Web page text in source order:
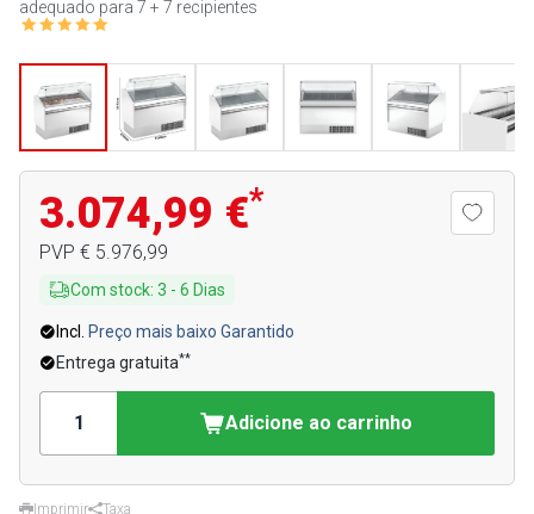
adequado para 7 + 7 recipientes
3.074,99 €*
PVP € 5.976,99
Com stock: 3 - 6 Dias
Incl.
Preço mais baixo Garantido
Entrega gratuita**
Adicione ao carrinho
Imprimir
Taxa